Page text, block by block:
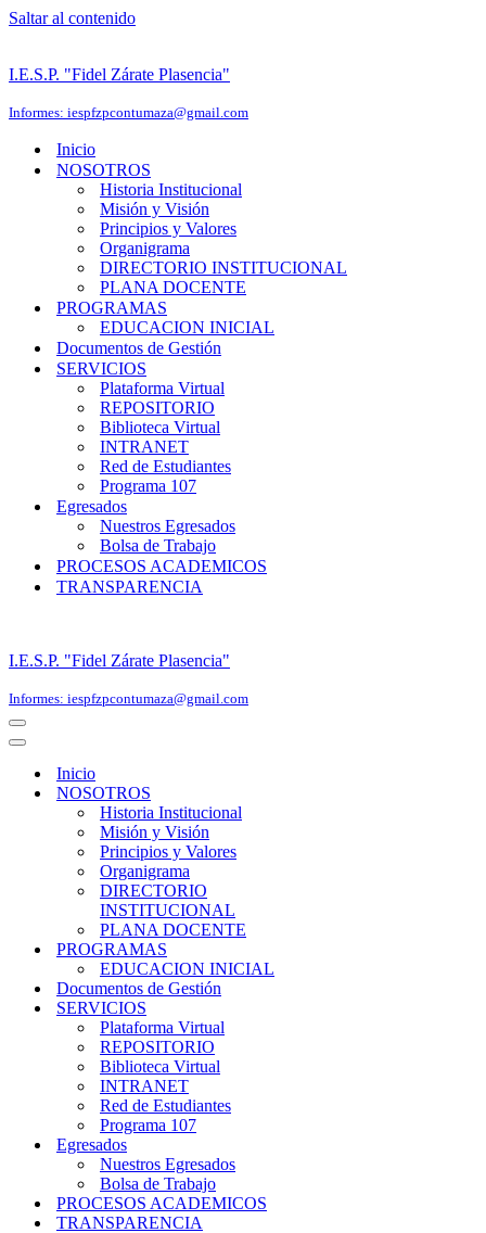
Saltar al contenido
I.E.S.P. "Fidel Zárate Plasencia"
Informes: iespfzpcontumaza@gmail.com
Inicio
NOSOTROS
Historia Institucional
Misión y Visión
Principios y Valores
Organigrama
DIRECTORIO INSTITUCIONAL
PLANA DOCENTE
PROGRAMAS
EDUCACION INICIAL
Documentos de Gestión
SERVICIOS
Plataforma Virtual
REPOSITORIO
Biblioteca Virtual
INTRANET
Red de Estudiantes
Programa 107
Egresados
Nuestros Egresados
Bolsa de Trabajo
PROCESOS ACADEMICOS
TRANSPARENCIA
I.E.S.P. "Fidel Zárate Plasencia"
Informes: iespfzpcontumaza@gmail.com
Menú
de
Menú
navegación
Inicio
NOSOTROS
Historia Institucional
Misión y Visión
Principios y Valores
Organigrama
DIRECTORIO
INSTITUCIONAL
PLANA DOCENTE
PROGRAMAS
EDUCACION INICIAL
Documentos de Gestión
SERVICIOS
Plataforma Virtual
REPOSITORIO
Biblioteca Virtual
INTRANET
Red de Estudiantes
Programa 107
Egresados
Nuestros Egresados
Bolsa de Trabajo
PROCESOS ACADEMICOS
TRANSPARENCIA